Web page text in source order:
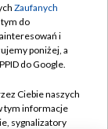
Zaufanych
do
i
poniżej, a
do Google.
Ciebie naszych
tym informacje
sygnalizatory